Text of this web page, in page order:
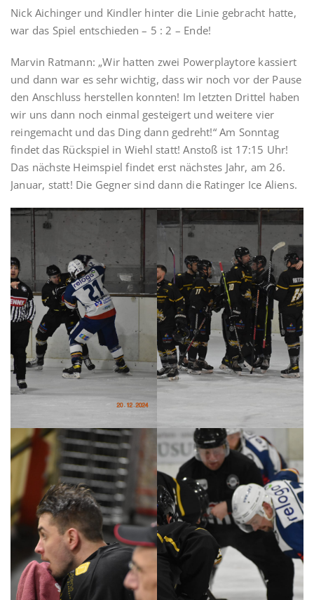
Nick Aichinger und Kindler hinter die Linie gebracht hatte,
war das Spiel entschieden – 5 : 2 – Ende!
Marvin Ratmann: „Wir hatten zwei Powerplaytore kassiert
und dann war es sehr wichtig, dass wir noch vor der Pause
den Anschluss herstellen konnten! Im letzten Drittel haben
wir uns dann noch einmal gesteigert und weitere vier
reingemacht und das Ding dann gedreht!“ Am Sonntag
findet das Rückspiel in Wiehl statt! Anstoß ist 17:15 Uhr!
Das nächste Heimspiel findet erst nächstes Jahr, am 26.
Januar, statt! Die Gegner sind dann die Ratinger Ice Aliens.